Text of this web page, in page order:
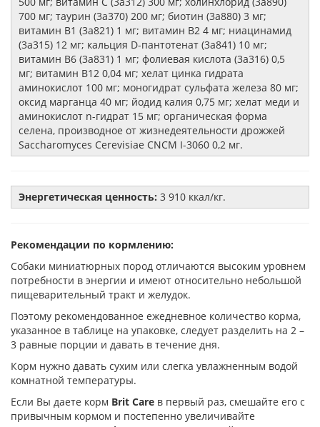
700 мг; таурин (3a370) 200 мг; биотин (3a880) 3 мг;
витамин В1 (3a821) 1 мг; витамин В2 4 мг; ниацинамид
(3a315) 12 мг; кальция D-пантотенат (3a841) 10 мг;
витамин В6 (3a831) 1 мг; фолиевая кислота (3a316) 0,5
мг; витамин В12 0,04 мг; хелат цинка гидрата
аминокислот 100 мг; моногидрат сульфата железа 80 мг;
оксид марганца 40 мг; йодид калия 0,75 мг; хелат меди и
аминокислот n-гидрат 15 мг; органическая форма
селена, производное от жизнедеятельности дрожжей
Saccharomyces Cerevisiae CNCM I-3060 0,2 мг.
Энергетическая ценность: 3 910 ккал/кг.
Рекомендации по кормлению:
Собаки миниатюрных пород отличаются высоким уровнем
потребности в энергии и имеют относительно небольшой
пищеварительный тракт и желудок.
Поэтому рекомендованное ежедневное количество корма,
указанное в таблице на упаковке, следует разделить на 2 –
3 равные порции и давать в течение дня.
Корм нужно давать сухим или слегка увлажненным водой
комнатной температуры.
Если Вы даете корм Brit Care в первый раз, смешайте его с
привычным кормом и постепенно увеличивайте